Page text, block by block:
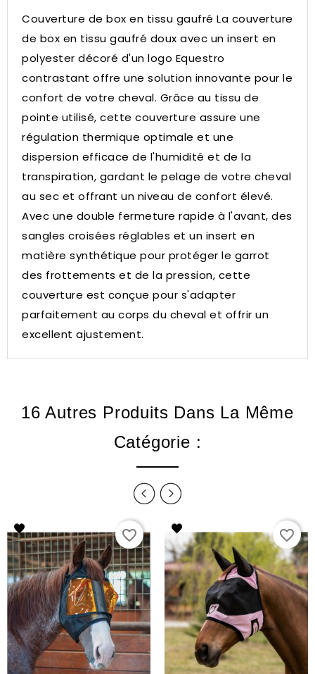
Couverture de box en tissu gaufré La couverture
de box en tissu gaufré doux avec un insert en
polyester décoré d'un logo Equestro
contrastant offre une solution innovante pour le
confort de votre cheval. Grâce au tissu de
pointe utilisé, cette couverture assure une
régulation thermique optimale et une
dispersion efficace de l'humidité et de la
transpiration, gardant le pelage de votre cheval
au sec et offrant un niveau de confort élevé.
Avec une double fermeture rapide à l'avant, des
sangles croisées réglables et un insert en
matière synthétique pour protéger le garrot
des frottements et de la pression, cette
couverture est conçue pour s'adapter
parfaitement au corps du cheval et offrir un
excellent ajustement.
16 Autres Produits Dans La Même
Catégorie :
favorite_border favorite_border